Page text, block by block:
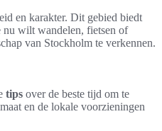
en karakter. Dit gebied biedt
nu wilt wandelen, fietsen of
van Stockholm te verkennen.
tips over de beste tijd om te
en de lokale voorzieningen